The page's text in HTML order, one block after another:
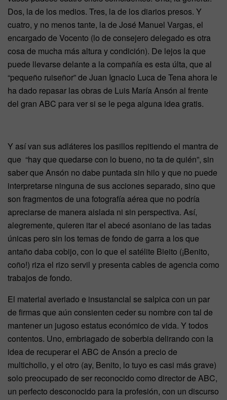
Dos, la de los medios. Tres, la de los diarios presos. Y
cuatro, y no menos tante, la de José Manuel Vargas, el
encargado de Vocento (lo de consejero delegado es otra
cosa de mucha más altura y condición). De lejos la que
puede llevarse delante a la compañía es esta últa, que al
“pequeño ruiseñor” de Juan Ignacio Luca de Tena ahora le
ha dado repasar las obras de Luis María Ansón al frente
del gran ABC para ver si se le pega alguna idea gratis.
Y así van sus adláteres los pasillos repitiendo el mantra de
que “hay que quedarse con lo bueno, no ta de quién”, sin
saber que Ansón no dabe puntada sin hilo y que no puede
interpretarse ninguna de sus acciones separado, sino que
son fragmentos de una fotografía aérea que no podría
apreciarse de manera aislada ni sin perspectiva. Así,
alegremente, quieren itar el abecé asoniano de las tadas
únicas pero sin los temas de fondo de garra a los que
antaño daba cobijo, con lo que el satélite Bieito (¡Benito,
coño!) riza el rizo servil y presenta cables de agencia como
trabajos de fondo.
El material averiado e insustancial se salpica con un par
de firmas que aún consienten ceder su nombre con tal de
mantener un jugoso estatus económico de vida. Y todos
contentos. Uno, embriagado de soberbia delirando con la
idea de recuperar el ABC de Ansón a precio de
multichollo, y el otro (ay, Benito, lo tuyo es casi más grave)
solo preocupado de ser reconocido como director de ABC,
un perfecto desconocido para la profesión, con un discurso